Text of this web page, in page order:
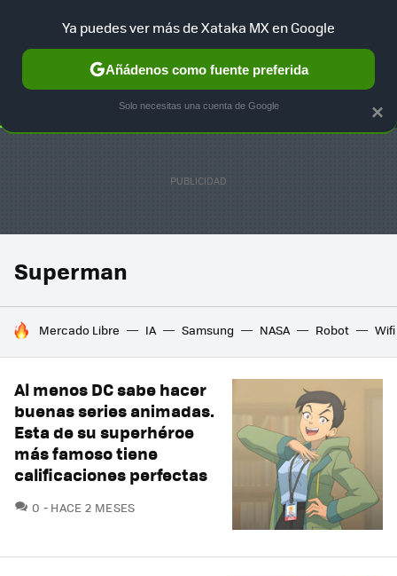
SELECCIÓN GAMING HOME AUTO TERRITORIO
Superman
HOY SE HABLA DE
Mercado Libre IA Samsung NASA Robot Wifi
Al menos DC sabe hacer
buenas series animadas.
Esta de su superhéroe
más famoso tiene
calificaciones perfectas
0 COMENTARIOS
HACE 2 MESES
×
Ya puedes ver más de Xataka MX en Google
Añádenos como fuente preferida
Solo necesitas una cuenta de Google